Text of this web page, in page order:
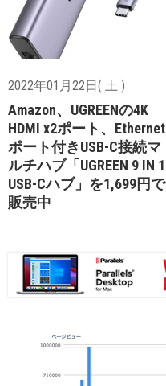
2022年01月22日( 土 )
Amazon、UGREENの4K
HDMI x2ポート、Ethernet
ポート付きUSB-C接続マ
ルチハブ「UGREEN 9 IN 1
USB-Cハブ」を1,699円で
販売中